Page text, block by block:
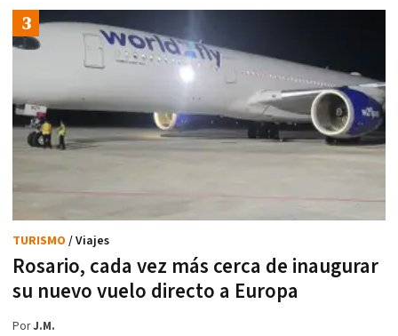
Rosario, cada vez más cerca de inaugurar
su nuevo vuelo directo a Europa
TURISMO / Viajes
PorJ.M.